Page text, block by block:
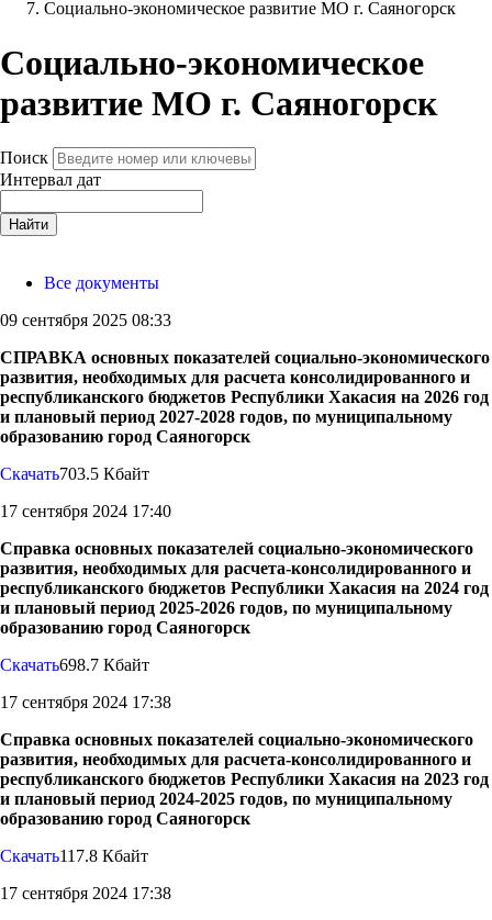
Социально-экономическое развитие МО г. Саяногорск
Социально-экономическое
развитие МО г. Саяногорск
Поиск
Интервал дат
Найти
Все документы
09 сентября 2025 08:33
СПРАВКА основных показателей социально-экономического
развития, необходимых для расчета консолидированного и
республиканского бюджетов Республики Хакасия на 2026 год
и плановый период 2027-2028 годов, по муниципальному
образованию город Саяногорск
Скачать703.5 Кбайт
17 сентября 2024 17:40
Справка основных показателей социально-экономического
развития, необходимых для расчета-консолидированного и
республиканского бюджетов Республики Хакасия на 2024 год
и плановый период 2025-2026 годов, по муниципальному
образованию город Саяногорск
Скачать698.7 Кбайт
17 сентября 2024 17:38
Справка основных показателей социально-экономического
развития, необходимых для расчета-консолидированного и
республиканского бюджетов Республики Хакасия на 2023 год
и плановый период 2024-2025 годов, по муниципальному
образованию город Саяногорск
Скачать117.8 Кбайт
17 сентября 2024 17:38